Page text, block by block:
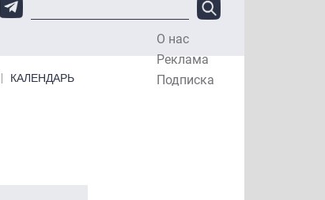
О нас
Реклама
Подписка
КАЛЕНДАРЬ